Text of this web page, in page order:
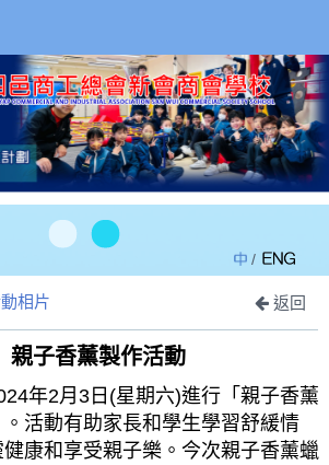
/
相片 返回
親子香薰製作活動
年2月3日(星期六)進行「親子香薰
活動有助家長和學生學習舒緩情
康和享受親子樂。今次親子香薰蠟